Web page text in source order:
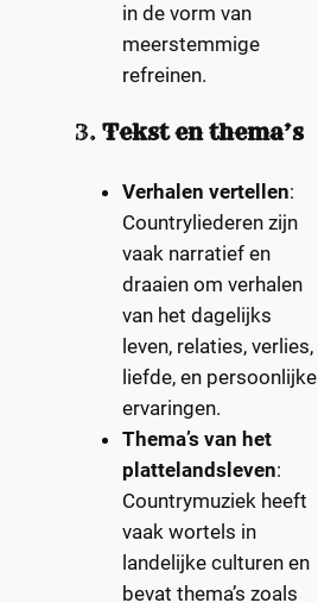
in de vorm van
meerstemmige
refreinen.
3. Tekst en thema’s
Verhalen vertellen:
Countryliederen zijn
vaak narratief en
draaien om verhalen
van het dagelijks
leven, relaties, verlies,
liefde, en persoonlijke
ervaringen.
Thema’s van het
plattelandsleven:
Countrymuziek heeft
vaak wortels in
landelijke culturen en
bevat thema’s zoals